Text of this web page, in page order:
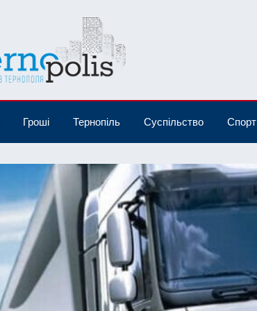
Гроші Тернопіль Суспільство Спорт